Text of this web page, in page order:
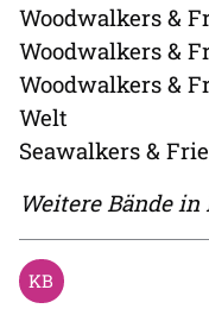
Woodwalkers &
Woodwalkers &
Woodwalkers &
Welt
Seawalkers &
Weitere Bände in